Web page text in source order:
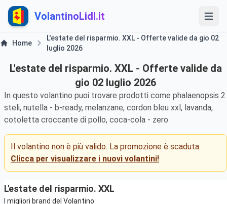
VolantinoLidl.it
Home
L'estate del risparmio. XXL - Offerte valide da gio 02
luglio 2026
L'estate del risparmio. XXL - Offerte valide da
gio 02 luglio 2026
In questo volantino puoi trovare prodotti come phalaenopsis 2
steli, nutella - b-ready, melanzane, cordon bleu xxl, lavanda,
cotoletta croccante di pollo, coca-cola - zero
Il volantino non è più valido. La promozione è scaduta.
Clicca per visualizzare i nuovi volantini!
L'estate del risparmio. XXL
I migliori brand del Volantino: